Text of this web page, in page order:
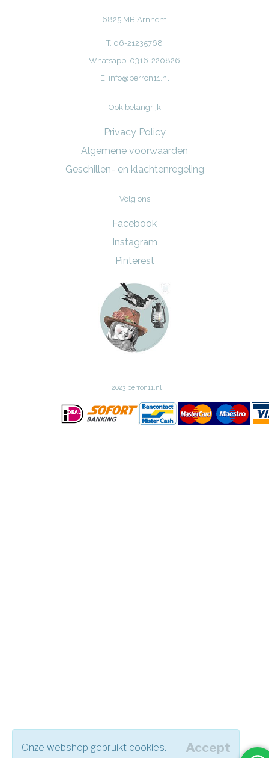
Accept
Onze webshop gebruikt cookies.
6825 MB Arnhem
T: 06-21235768
Whatsapp: 0316-220826
E: info@perron11.nl
Ook belangrijk
Privacy Policy
Algemene voorwaarden
Geschillen- en klachtenregeling
Volg ons
Facebook
Instagram
Pinterest
2023 perron11.nl